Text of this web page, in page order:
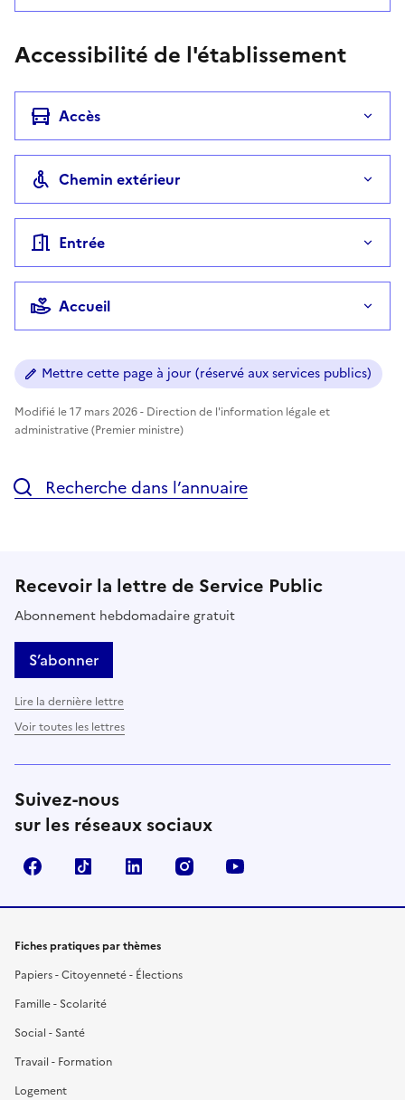
Accessibilité de l'établissement
Accès
Chemin extérieur
Entrée
Accueil
Mettre cette page à jour (réservé aux services publics)
Modifié le 17 mars 2026 - Direction de l'information légale et
administrative (Premier ministre)
Recherche dans l’annuaire
Recevoir la lettre de Service Public
Abonnement hebdomadaire gratuit
S’abonner
Lire la dernière lettre
Voir toutes les lettres
Suivez-nous
sur les réseaux sociaux
FacebookTikTok LinkedIn Instagram
Fiches pratiques par thèmes
Papiers - Citoyenneté - Élections
Famille - Scolarité
Social - Santé
Travail - Formation
Logement